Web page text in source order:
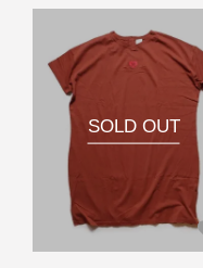
SOLD OUT